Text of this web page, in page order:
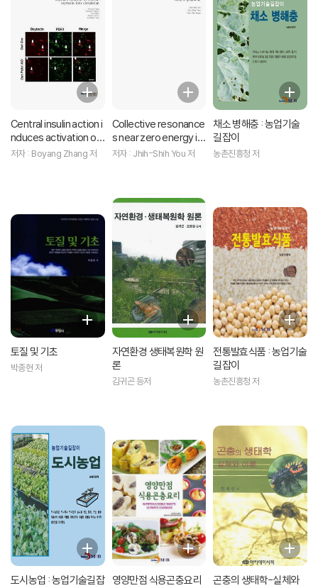
Central insulin action i
nduces activation of
paraventricular oxyto
저자 : Boyang Zhang 저
Collective resonance
s near zero energy in
duced by a point def
저자 : Jhih-Shih You 저
채소 병해충 : 농업기술
길잡이
농촌진흥청 저
토질 및 기초
박종현 저
자연환경 생태복원학 원
론
김귀곤 등저
전통발효식품 : 농업기술
길잡이
농촌진흥청 저
도시농업 : 농업기술길잡
영양만점 식용곤충요리
곤충의 생태학-실체와